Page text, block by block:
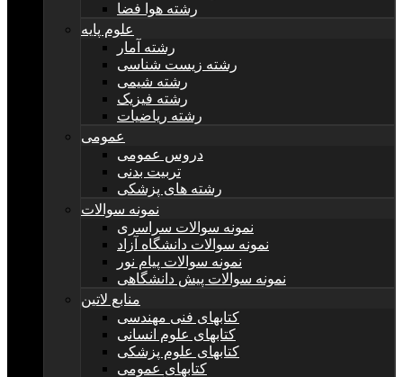
رشته هوا فضا
علوم پایه
رشته آمار
رشته زیست شناسی
رشته شیمی
رشته فیزیک
رشته ریاضیات
عمومی
دروس عمومی
تربیت بدنی
رشته های پزشکی
نمونه سوالات
نمونه سوالات سراسری
نمونه سوالات دانشگاه آزاد
نمونه سوالات پیام نور
نمونه سوالات پیش دانشگاهی
منابع لاتین
کتابهای فنی مهندسی
کتابهای علوم انسانی
کتابهای علوم پزشکی
کتابهای عمومی